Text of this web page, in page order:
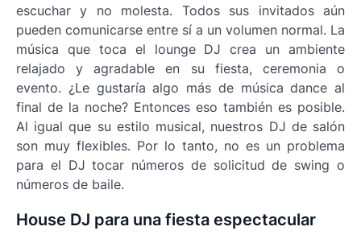
escuchar y no molesta. Todos sus invitados aún
pueden comunicarse entre sí a un volumen normal. La
música que toca el lounge DJ crea un ambiente
relajado y agradable en su fiesta, ceremonia o
evento. ¿Le gustaría algo más de música dance al
final de la noche? Entonces eso también es posible.
Al igual que su estilo musical, nuestros DJ de salón
son muy flexibles. Por lo tanto, no es un problema
para el DJ tocar números de solicitud de swing o
números de baile.
House DJ para una fiesta espectacular